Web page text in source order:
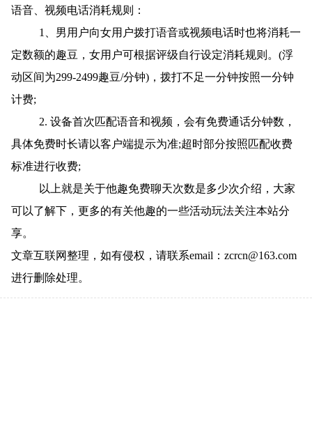
语音、视频电话消耗规则：
1、男用户向女用户拨打语音或视频电话时也将消耗一
定数额的趣豆，女用户可根据评级自行设定消耗规则。(浮
动区间为299-2499趣豆/分钟)，拨打不足一分钟按照一分钟
计费;
2. 设备首次匹配语音和视频，会有免费通话分钟数，
具体免费时长请以客户端提示为准;超时部分按照匹配收费
标准进行收费;
以上就是关于他趣免费聊天次数是多少次介绍，大家
可以了解下，更多的有关他趣的一些活动玩法关注本站分
享。
文章互联网整理，如有侵权，请联系email：zcrcn@163.com
进行删除处理。